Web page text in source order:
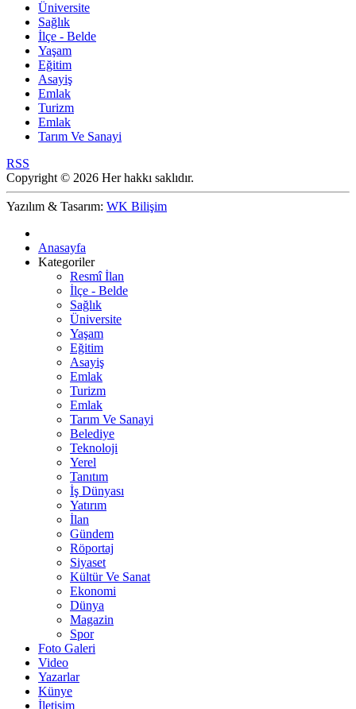
Üniversite
Sağlık
İlçe - Belde
Yaşam
Eğitim
Asayiş
Emlak
Turizm
Emlak
Tarım Ve Sanayi
RSS
Copyright © 2026 Her hakkı saklıdır.
Yazılım & Tasarım: WK Bilişim
Anasayfa
Kategoriler
Resmî İlan
İlçe - Belde
Sağlık
Üniversite
Yaşam
Eğitim
Asayiş
Emlak
Turizm
Emlak
Tarım Ve Sanayi
Belediye
Teknoloji
Yerel
Tanıtım
İş Dünyası
Yatırım
İlan
Gündem
Röportaj
Siyaset
Kültür Ve Sanat
Ekonomi
Dünya
Magazin
Spor
Foto Galeri
Video
Yazarlar
Künye
İletişim